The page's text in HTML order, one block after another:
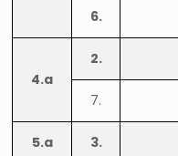
6.
4.a
2.
7.
5.a 3.